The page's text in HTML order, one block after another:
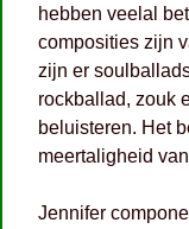
hebben veelal
composities zijn
zijn er
rockballad, zouk
beluisteren. Het
meertaligheid
Jennifer